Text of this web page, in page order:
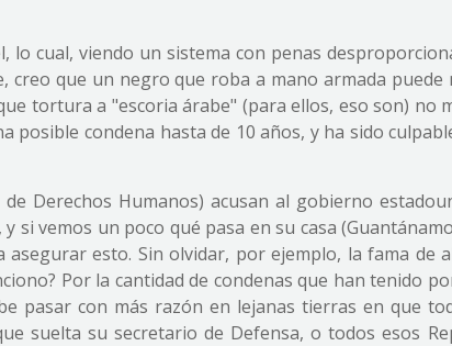
lo cual, viendo un sistema con penas
creo que un negro que roba a mano armada puede
tortura a "escoria árabe" (para ellos, eso son) no
posible condena hasta de 10 años, y ha sido
Derechos Humanos) acusan al gobierno
vemos un poco qué pasa en su casa
esto. Sin olvidar, por ejemplo, la fama de
Por la cantidad de condenas que han tenido
pasar con más razón en lejanas tierras en que
suelta su secretario de Defensa, o todos esos